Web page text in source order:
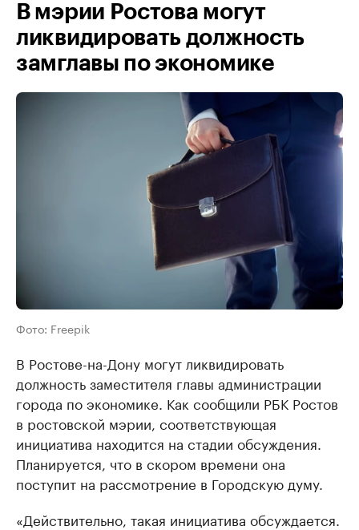
В мэрии Ростова могут
ликвидировать должность
замглавы по экономике
Фото: Freepik
В Ростове-на-Дону могут ликвидировать
должность заместителя главы администрации
города по экономике. Как сообщили РБК Ростов
в ростовской мэрии, соответствующая
инициатива находится на стадии обсуждения.
Планируется, что в скором времени она
поступит на рассмотрение в Городскую думу.
«Действительно, такая инициатива обсуждается.